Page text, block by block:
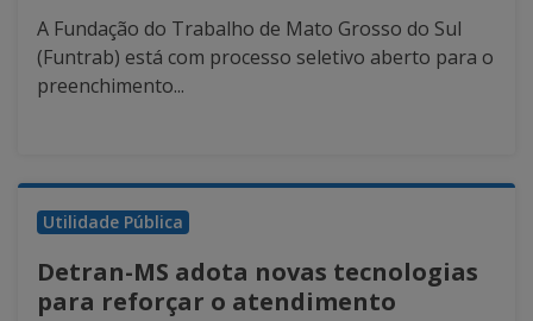
A Fundação do Trabalho de Mato Grosso do Sul
(Funtrab) está com processo seletivo aberto para o
preenchimento...
Utilidade Pública
Detran-MS adota novas tecnologias
para reforçar o atendimento